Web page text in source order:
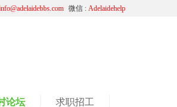
微信 : Adelaidehelp
论坛 求职招工